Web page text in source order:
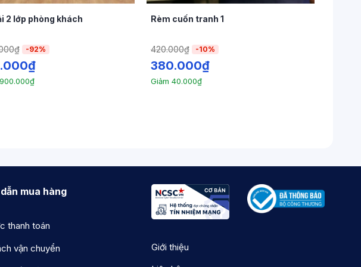
2 lớp phòng khách
₫ -92%
₫
₫
Rèm cuốn tranh 1
420.000₫ -10%
380.000₫
Giảm 40.000₫
mua hàng
thanh toán
vận chuyển
Giới thiệu